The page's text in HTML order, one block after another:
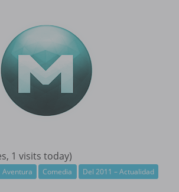
1 visits today)
Aventura Comedia
Del 2011 – Actualidad